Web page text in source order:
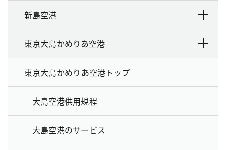
新島空港
東京大島かめりあ空港
東京大島かめりあ空港トップ
大島空港供用規程
大島空港のサービス